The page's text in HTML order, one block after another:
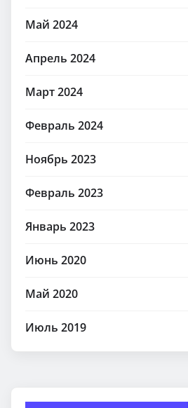
Май 2024
Апрель 2024
Март 2024
Февраль 2024
Ноябрь 2023
Февраль 2023
Январь 2023
Июнь 2020
Май 2020
Июль 2019